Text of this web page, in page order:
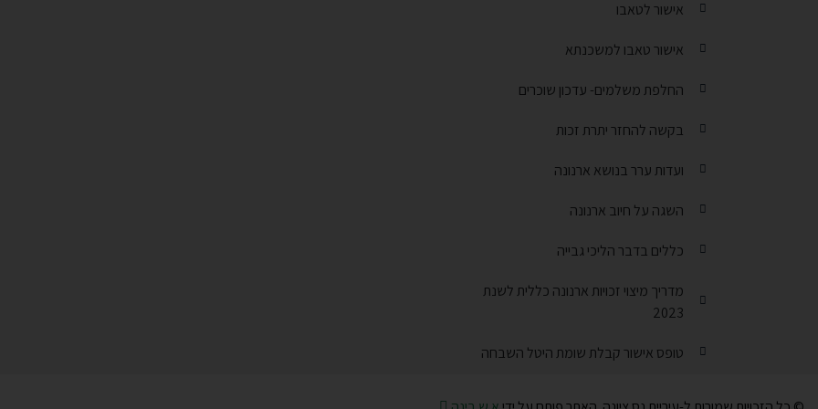
אישור לטאבו
אישור טאבו למשכנתא
החלפת משלמים- עדכון שוכרים
בקשה להחזר יתרת זכות
ועדות ערר בנושא ארנונה
השגה על חיוב ארנונה
כללים בדבר הליכי גבייה
מדריך מיצוי זכויות ארנונה כללית לשנת
2023
טופס אישור קבלת שומת היטל השבחה